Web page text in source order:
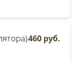
460 руб.